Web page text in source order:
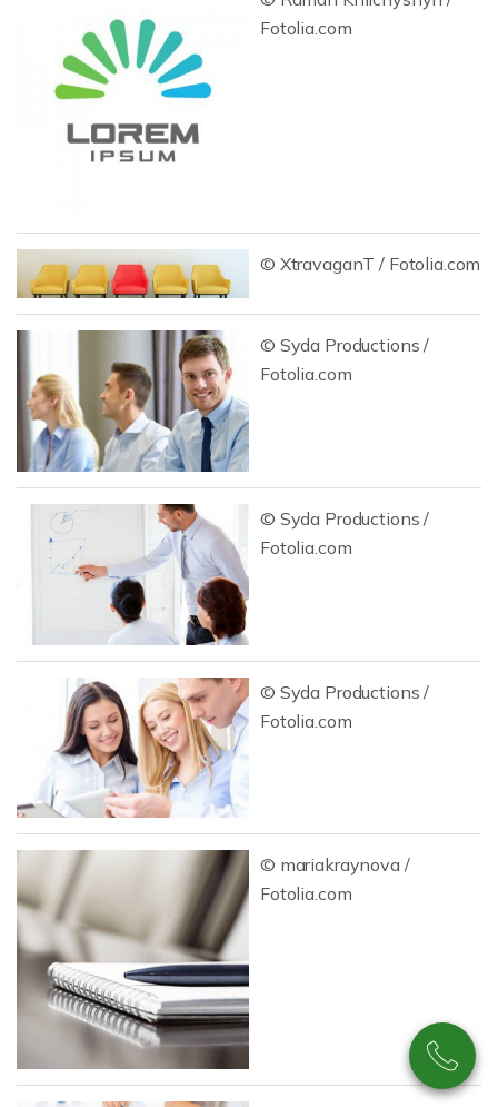
Fotolia.com
© XtravaganT / Fotolia.com
© Syda Productions /
Fotolia.com
© Syda Productions /
Fotolia.com
© Syda Productions /
Fotolia.com
© mariakraynova /
Fotolia.com